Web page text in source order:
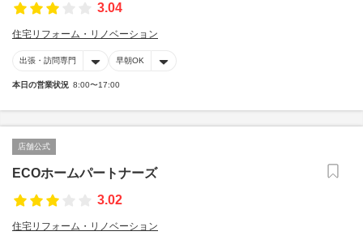
3.04
住宅リフォーム・リノベーション
出張・訪問専門 早朝OK
本日の営業状況 8:00〜17:00
店舗公式
ECOホームパートナーズ
3.02
住宅リフォーム・リノベーション